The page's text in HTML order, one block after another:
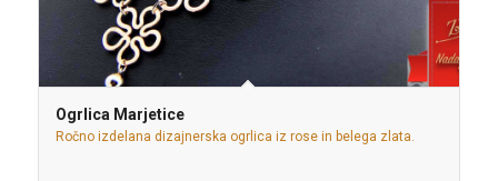
Ogrlica Marjetice
Ročno izdelana dizajnerska ogrlica iz rose in belega zlata.